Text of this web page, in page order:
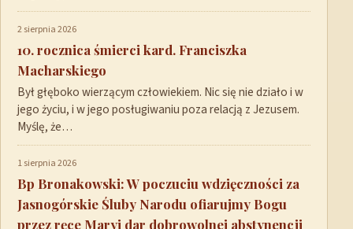
2 sierpnia 2026
10. rocznica śmierci kard. Franciszka
Macharskiego
Był głęboko wierzącym człowiekiem. Nic się nie działo i w
jego życiu, i w jego posługiwaniu poza relacją z Jezusem.
Myślę, że…
1 sierpnia 2026
Bp Bronakowski: W poczuciu wdzięczności za
Jasnogórskie Śluby Narodu ofiarujmy Bogu
przez ręce Maryi dar dobrowolnej abstynencji